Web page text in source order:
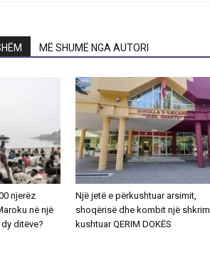
MË SHUMË NGA AUTORI
njerëz
në një
ditëve?
Një jetë e përkushtuar arsimit,
shoqërisë dhe kombit një shkrim
kushtuar QERIM DOKËS